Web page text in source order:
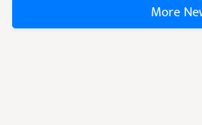
More